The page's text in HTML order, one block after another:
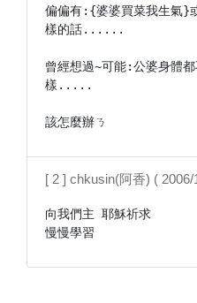
偏偏有:{婆婆買菜我生氣}
樣的話......
曾經想過~可能:公婆身體
樣.....
該怎麼辦ㄋ
[ 2 ] chkusin(阿香) (
向我們主 耶穌祈求
慢慢學習